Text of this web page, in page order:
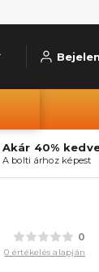
Akár 40%
A bolti árhoz képest
0
0 értékelés alapján